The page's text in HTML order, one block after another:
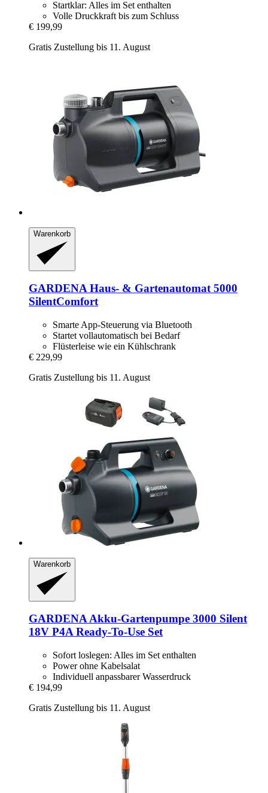
Startklar: Alles im Set enthalten
Volle Druckkraft bis zum Schluss
€ 199,99
Gratis Zustellung bis 11. August
Warenkorb
GARDENAHaus-​ & Gartenautomat 5000
SilentComfort
Smarte App-Steuerung via Bluetooth
Startet vollautomatisch bei Bedarf
Flüsterleise wie ein Kühlschrank
€ 229,99
Gratis Zustellung bis 11. August
Warenkorb
GARDENAAkku-​Gartenpumpe 3000 Silent
18V P4A Ready-​To-​Use Set
Sofort loslegen: Alles im Set enthalten
Power ohne Kabelsalat
Individuell anpassbarer Wasserdruck
€ 194,99
Gratis Zustellung bis 11. August